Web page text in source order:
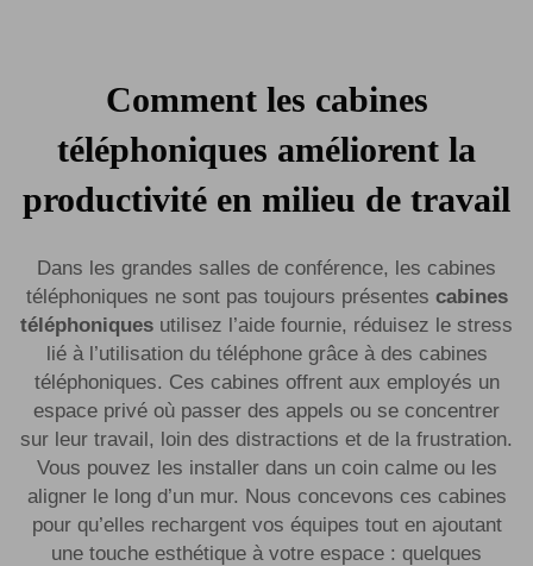
Comment les cabines
téléphoniques améliorent la
productivité en milieu de travail
Dans les grandes salles de conférence, les cabines
téléphoniques ne sont pas toujours présentes cabines
téléphoniques utilisez l’aide fournie, réduisez le stress
lié à l’utilisation du téléphone grâce à des cabines
téléphoniques. Ces cabines offrent aux employés un
espace privé où passer des appels ou se concentrer
sur leur travail, loin des distractions et de la frustration.
Vous pouvez les installer dans un coin calme ou les
aligner le long d’un mur. Nous concevons ces cabines
pour qu’elles rechargent vos équipes tout en ajoutant
une touche esthétique à votre espace : quelques